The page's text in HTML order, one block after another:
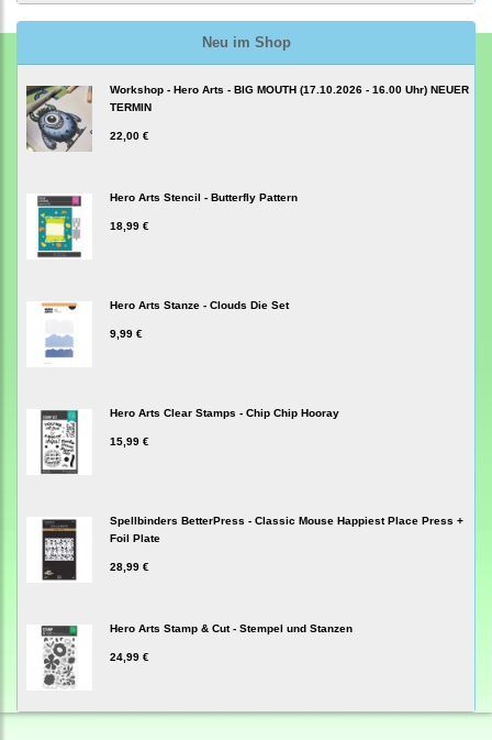
Neu im Shop
Workshop - Hero Arts - BIG MOUTH (17.10.2026 - 16.00 Uhr) NEUER
TERMIN
22,00 €
Hero Arts Stencil - Butterfly Pattern
18,99 €
Hero Arts Stanze - Clouds Die Set
9,99 €
Hero Arts Clear Stamps - Chip Chip Hooray
15,99 €
Spellbinders BetterPress - Classic Mouse Happiest Place Press +
Foil Plate
28,99 €
Hero Arts Stamp & Cut - Stempel und Stanzen
24,99 €